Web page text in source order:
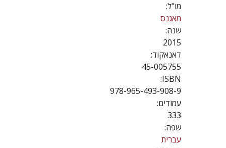
מו"ל:
מאגנס
שנה:
2015
דאנאקוד:
45-005755
ISBN:
978-965-493-908-9
עמודים:
333
שפה:
עברית